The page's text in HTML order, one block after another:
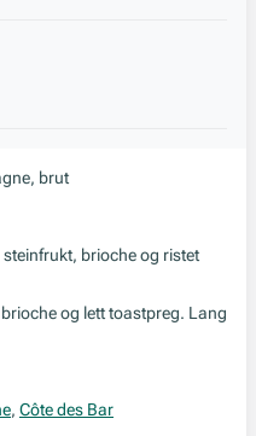
brut
brioche og ristet
og lett toastpreg. Lang
, Côte des Bar